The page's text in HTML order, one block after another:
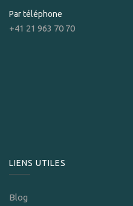
Par téléphone
+41 21 963 70 70
LIENS UTILES
Blog